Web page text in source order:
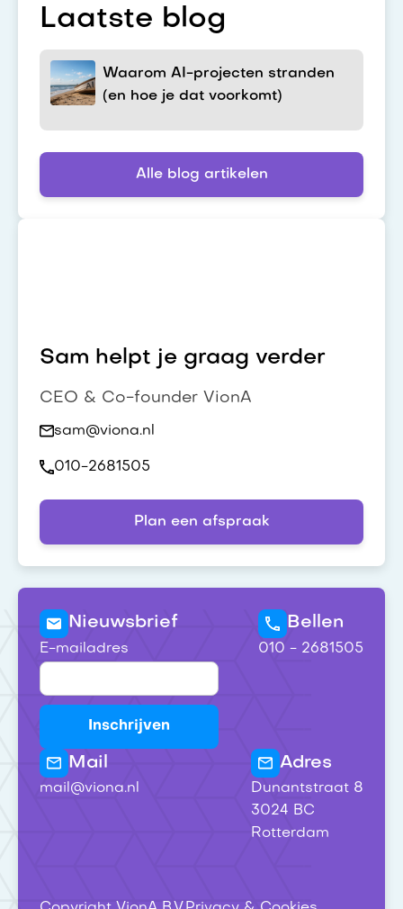
Laatste blog
Waarom AI-projecten stranden
(en hoe je dat voorkomt)
Alle blog artikelen
Sam helpt je graag verder
CEO & Co-founder VionA
sam@viona.nl
010-2681505
Plan een afspraak
Nieuwsbrief
E-mailadres
Bellen
010 - 2681505
Mail
mail@viona.nl
Adres
Dunantstraat 8
3024 BC
Rotterdam